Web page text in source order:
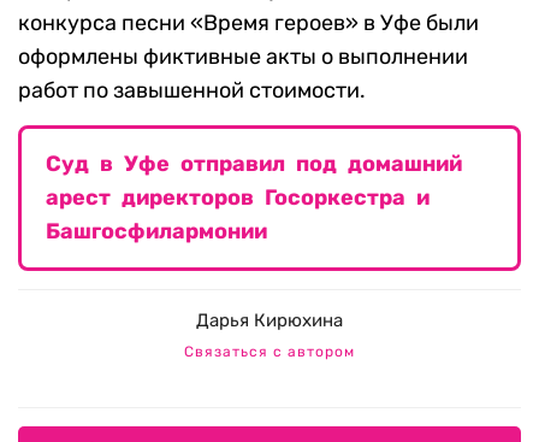
конкурса песни «Время героев» в Уфе были
оформлены фиктивные акты о выполнении
работ по завышенной стоимости.
Суд в Уфе отправил под домашний
арест директоров Госоркестра и
Башгосфилармонии
Дарья Кирюхина
Связаться с автором